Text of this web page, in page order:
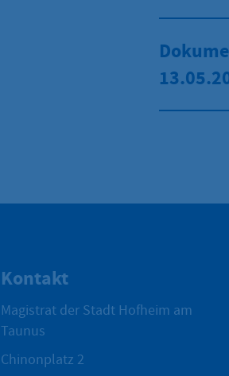
Kontakt
Magistrat der Stadt Hofheim am
Taunus
Chinonplatz 2